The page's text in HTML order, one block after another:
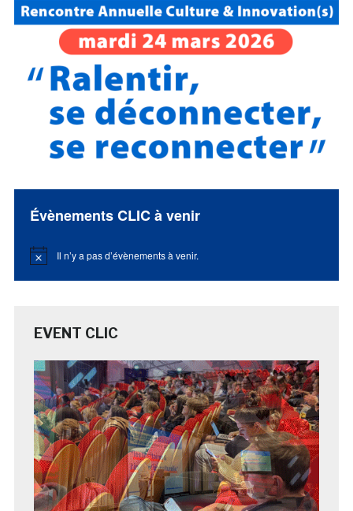
Évènements CLIC à venir
Notice Il n’y a pas d’évènements à venir.
EVENT CLIC